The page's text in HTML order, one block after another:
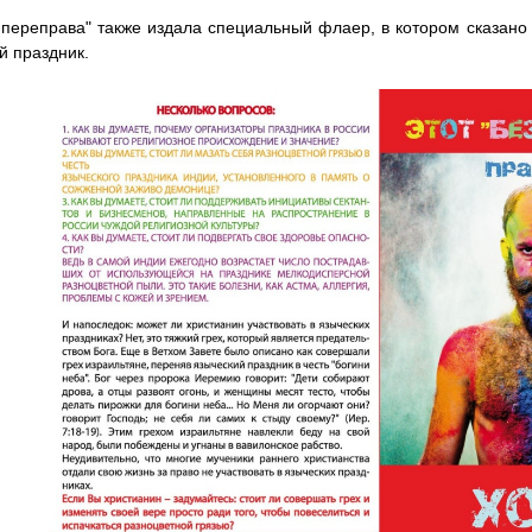
также издала специальный флаер, в котором
праздник.